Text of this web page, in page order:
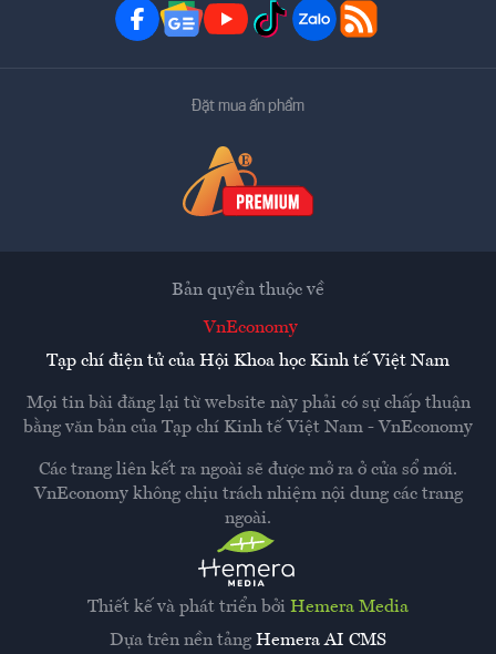
Đặt mua ấn phẩm
Thiết kế và phát triển bởi Hemera Media
Dựa trên nền tảng Hemera AI CMS
Bản quyền thuộc về
VnEconomy
Tạp chí điện tử của Hội Khoa học Kinh tế Việt Nam
Mọi tin bài đăng lại từ website này phải có sự chấp thuận
bằng văn bản của Tạp chí Kinh tế Việt Nam - VnEconomy
Các trang liên kết ra ngoài sẽ được mở ra ở cửa sổ mới.
VnEconomy không chịu trách nhiệm nội dung các trang
ngoài.